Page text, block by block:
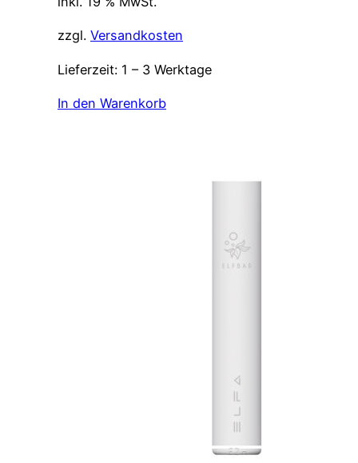
zzgl. Versandkosten
Lieferzeit: 1 – 3 Werktage
In den Warenkorb